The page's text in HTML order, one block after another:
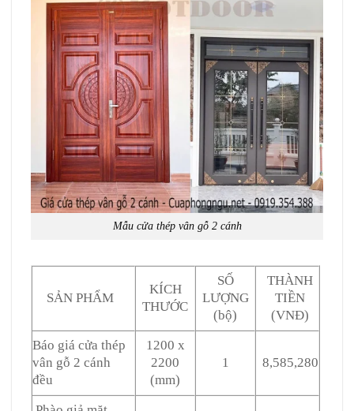
Mẫu cửa thép vân gỗ 2 cánh
SẢN PHẨM
KÍCH
THƯỚC
SỐ
LƯỢNG
(bộ)
THÀNH
TIỀN
(VNĐ)
Báo giá cửa thép
vân gỗ 2 cánh
đều
1200 x
2200
(mm)
1 8,585,280